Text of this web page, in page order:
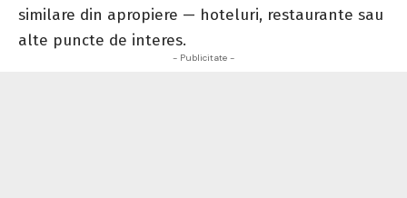
similare din apropiere — hoteluri, restaurante sau
alte puncte de interes.
- Publicitate -